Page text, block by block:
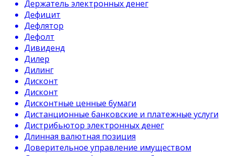
Держатель электронных денег
Дефицит
Дефлятор
Дефолт
Дивиденд
Дилер
Дилинг
Дисконт
Дисконт
Дисконтные ценные бумаги
Дистанционные банковские и платежные услуги
Дистрибьютор электронных денег
Длинная валютная позиция
Доверительное управление имуществом